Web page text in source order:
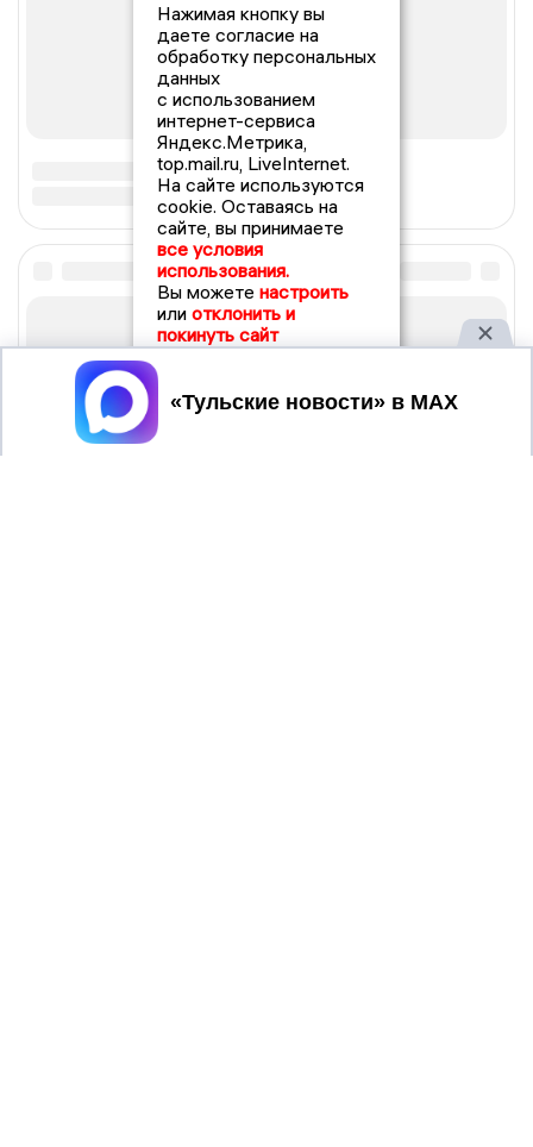
Нажимая кнопку вы
даете согласие на
обработку персональных
данных
с использованием
интернет-сервиса
Яндекс.Метрика,
top.mail.ru, LiveInternet.
На сайте используются
cookie. Оставаясь на
сайте, вы принимаете
все условия
использования.
Вы можете настроить
или отклонить и
покинуть сайт
Принять